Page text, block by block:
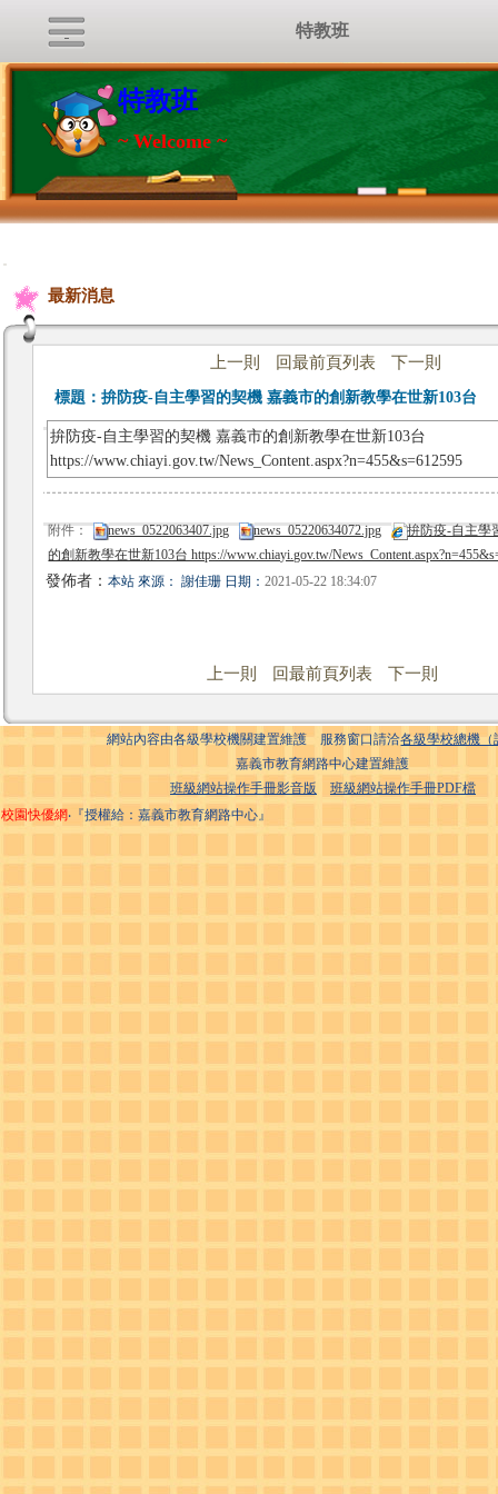
特教班
~ Welcome ~
:::
最新消息
上一則 回最前頁列表 下一則
標題：拚防疫-自主學習的契機 嘉義市的創新教學在世新103台
拚防疫-自主學習的契機 嘉義市的創新教學在世新103台
https://www.chiayi.gov.tw/News_Content.aspx?n=455&s=612595
附件： news_0522063407.jpg news_05220634072.jpg
拚防疫-自主學
的創新教學在世新103台 https://www.chiayi.gov.tw/
發佈者：本站 來源： 謝佳珊 日期：2021-05-22 18:34:07
上一則 回最前頁列表 下一則
網站內容由各級學校機關建置維護 服務窗口請洽各級學校總機（
嘉義市教育網路中心建置維護
班級網站操作手冊影音版
班級網站操作手冊PDF檔
校園快優網‧『授權給：嘉義市教育網路中心』
特教班